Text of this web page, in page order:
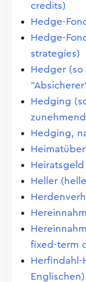
credits)
Hedge-
Hedge-
strategies)
Hedger (so
Hedging
Hedging,
Heller
fixed-term
Herfindahl-
Englischen)